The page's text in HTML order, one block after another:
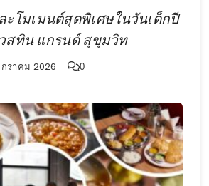
ะโมเมนต์สุดพิเศษในวันเด็กปี
วสทิน แกรนด์ สุขุมวิท
ราคม 2026 0